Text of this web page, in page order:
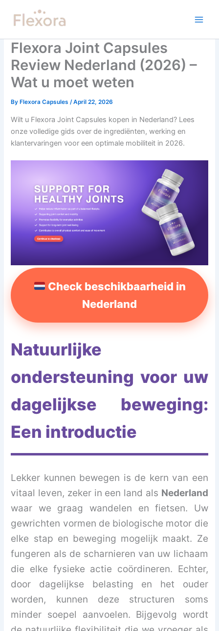
content
Flexora Joint Capsules
Review Nederland (2026) –
Wat u moet weten
By Flexora Capsules/April 22, 2026
Wilt u Flexora Joint Capsules kopen in Nederland? Lees
onze volledige gids over de ingrediënten, werking en
klantervaringen voor een optimale mobiliteit in 2026.
Check beschikbaarheid in
Nederland
Natuurlijke
ondersteuning voor uw
dagelijkse beweging:
Een introductie
Lekker kunnen bewegen is de kern van een
vitaal leven, zeker in een land als Nederland
waar we graag wandelen en fietsen. Uw
gewrichten vormen de biologische motor die
elke stap en beweging mogelijk maakt. Ze
fungeren als de scharnieren van uw lichaam
die elke fysieke actie coördineren. Echter,
door dagelijkse belasting en het ouder
worden, kunnen deze structuren soms
minder soepel aanvoelen. Bijgevolg wordt